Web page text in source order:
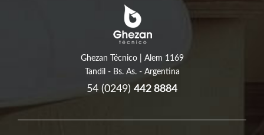
Ghezan Técnico | Alem 1169
Tandil - Bs. As. - Argentina
54 (0249) 442 8884